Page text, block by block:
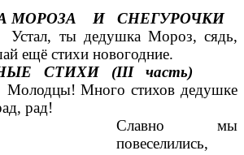
МОРОЗА И СНЕГУРОЧКИ
ты дедушка Мороз, сядь,
ещё стихи новогодние.
СТИХИ (III часть)
Много стихов дедушке
рад!
Славно мы
повеселились,